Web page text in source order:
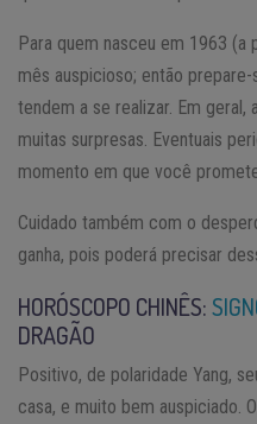
Para quem nasceu em 1963
mês auspicioso; então
tendem a se realizar. Em
muitas surpresas. Eventuais
momento em que você
Cuidado também com o
ganha, pois poderá precisar
HORÓSCOPO CHINÊS:
DRAGÃO
Positivo, de polaridade Yang,
casa, e muito bem auspiciado.